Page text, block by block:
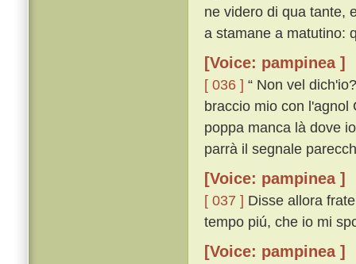
ne videro di qua tante,
a stamane a matutino:
[Voice: pampinea ]
[ 036 ] “ Non vel
braccio mio con l'agnol
poppa manca là dove
parrà il segnale
[Voice: pampinea ]
[ 037 ] Disse allora
tempo piú, che io mi
[Voice: pampinea ]